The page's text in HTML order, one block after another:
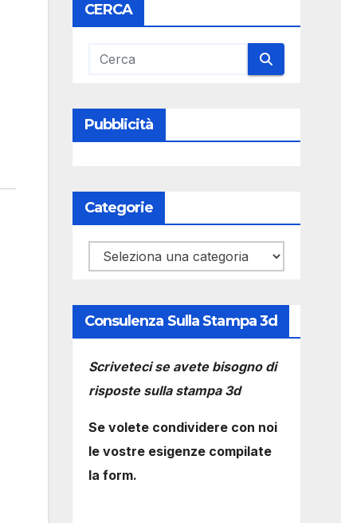
CERCA
Pubblicità
Categorie
Categorie
Consulenza Sulla Stampa 3d
Scriveteci se avete bisogno di
risposte sulla stampa 3d
Se volete condividere con noi
le vostre esigenze compilate
la form.